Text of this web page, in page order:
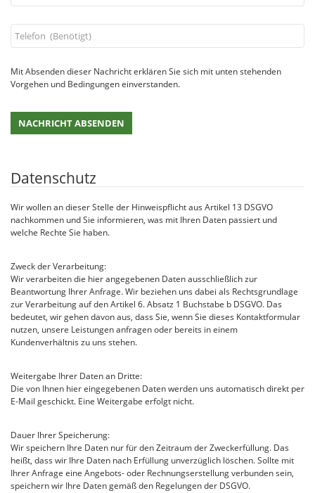
Mit Absenden dieser Nachricht erklären Sie sich mit unten stehenden
Vorgehen und Bedingungen einverstanden.
Datenschutz
Wir wollen an dieser Stelle der Hinweispflicht aus Artikel 13 DSGVO
nachkommen und Sie informieren, was mit Ihren Daten passiert und
welche Rechte Sie haben.
Zweck der Verarbeitung:
Wir verarbeiten die hier angegebenen Daten ausschließlich zur
Beantwortung Ihrer Anfrage. Wir beziehen uns dabei als Rechtsgrundlage
zur Verarbeitung auf den Artikel 6. Absatz 1 Buchstabe b DSGVO. Das
bedeutet, wir gehen davon aus, dass Sie, wenn Sie dieses Kontaktformular
nutzen, unsere Leistungen anfragen oder bereits in einem
Kundenverhältnis zu uns stehen.
Weitergabe Ihrer Daten an Dritte:
Die von Ihnen hier eingegebenen Daten werden uns automatisch direkt per
E-Mail geschickt. Eine Weitergabe erfolgt nicht.
Dauer Ihrer Speicherung:
Wir speichern Ihre Daten nur für den Zeitraum der Zweckerfüllung. Das
heißt, dass wir Ihre Daten nach Erfüllung unverzüglich löschen. Sollte mit
Ihrer Anfrage eine Angebots- oder Rechnungserstellung verbunden sein,
speichern wir Ihre Daten gemäß den Regelungen der DSGVO.